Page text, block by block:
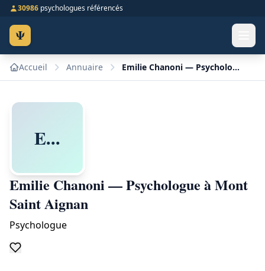
30986 psychologues référencés
Ψ
Accueil Annuaire Emilie Chanoni — Psychologue à Mont Saint Aignan
E...
Emilie Chanoni — Psychologue à Mont
Saint Aignan
Psychologue